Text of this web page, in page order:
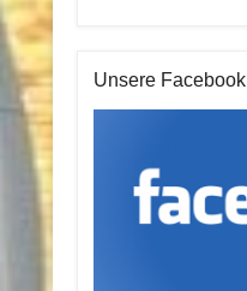
Unsere